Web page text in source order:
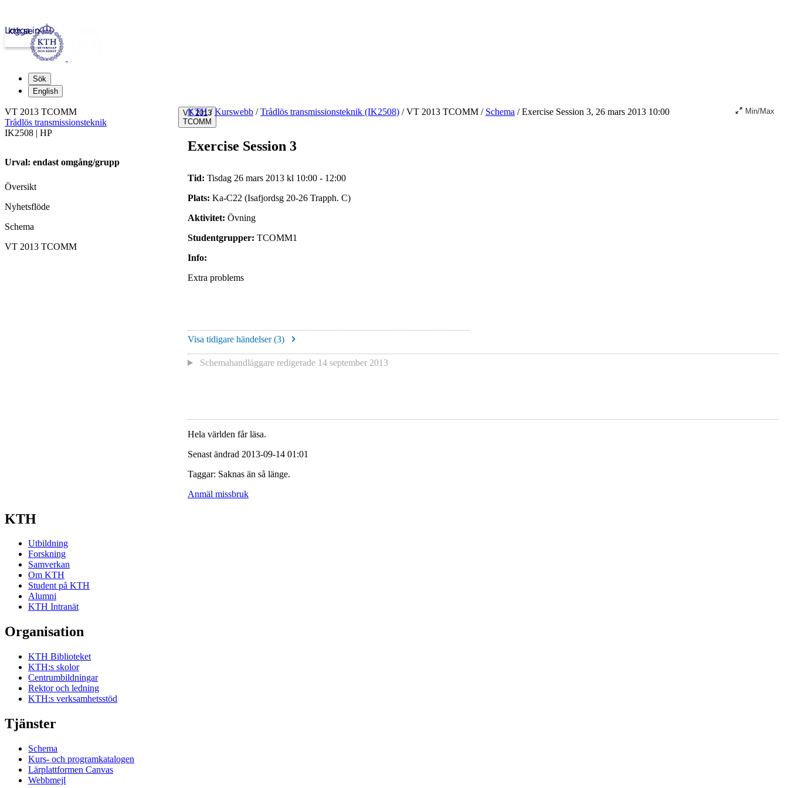
kth.se
Logga in
Sök
English
VT 2013
TCOMM
KTH / Kurswebb / Trådlös transmissionsteknik (IK2508) /VT 2013 TCOMM / Schema /Exercise Session 3, 26 mars 2013 10:00 Min/Max
Exercise Session 3
Tid: Tisdag 26 mars 2013 kl 10:00 - 12:00
Plats: Ka-C22 (Isafjordsg 20-26 Trapph. C)
Aktivitet: Övning
Studentgrupper: TCOMM1
Info:
Extra problems
Visa tidigare händelser (3)
Schemahandläggare redigerade 14 september 2013
Hela världen får läsa.
Senast ändrad 2013-09-14 01:01
Taggar: Saknas än så länge.
Anmäl missbruk
VT 2013 TCOMM
Trådlös transmissionsteknik
IK2508 | HP
Urval: endast omgång/grupp
Översikt
Nyhetsflöde
Schema
VT 2013 TCOMM
KTH
Utbildning
Forskning
Samverkan
Om KTH
Student på KTH
Alumni
KTH Intranät
Organisation
KTH Biblioteket
KTH:s skolor
Centrumbildningar
Rektor och ledning
KTH:s verksamhetsstöd
Tjänster
Schema
Kurs- och programkatalogen
Lärplattformen Canvas
Webbmejl